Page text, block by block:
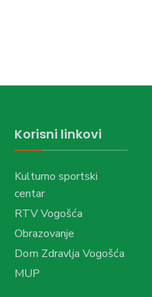
Korisni linkovi
Kulturno sportski
centar
RTV Vogošća
Obrazovanje
Dom Zdravlja Vogošća
MUP